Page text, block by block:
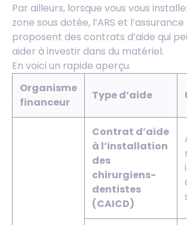
Par ailleurs, lorsque vous vous
zone sous dotée, l’ARS et
proposent des contrats d’aide qui
aider à investir dans du matériel.
En voici un rapide aperçu.
Organisme
financeur
Type d’aide
Contrat d’aide
à l’installation
des
chirurgiens-
dentistes
(CAICD)